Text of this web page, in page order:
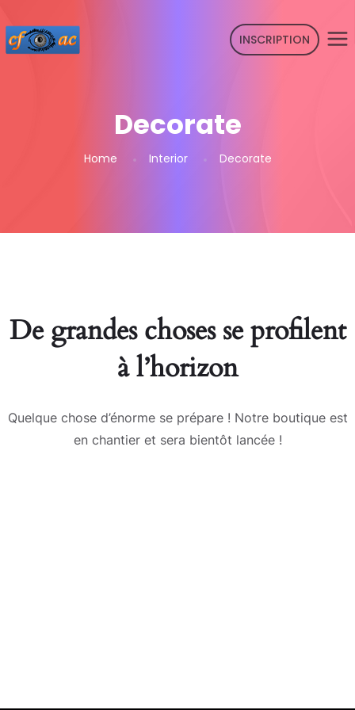
INSCRIPTION
Decorate
Home Interior Decorate
De grandes choses se profilent
à l’horizon
Quelque chose d’énorme se prépare ! Notre boutique est
en chantier et sera bientôt lancée !